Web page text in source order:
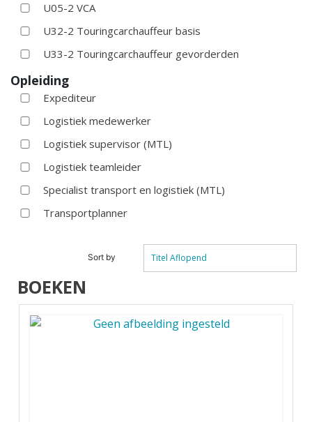
U05-2 VCA
U32-2 Touringcarchauffeur basis
U33-2 Touringcarchauffeur gevorderden
Opleiding
Expediteur
Logistiek medewerker
Logistiek supervisor (MTL)
Logistiek teamleider
Specialist transport en logistiek (MTL)
Transportplanner
Sort by Titel Aflopend
BOEKEN